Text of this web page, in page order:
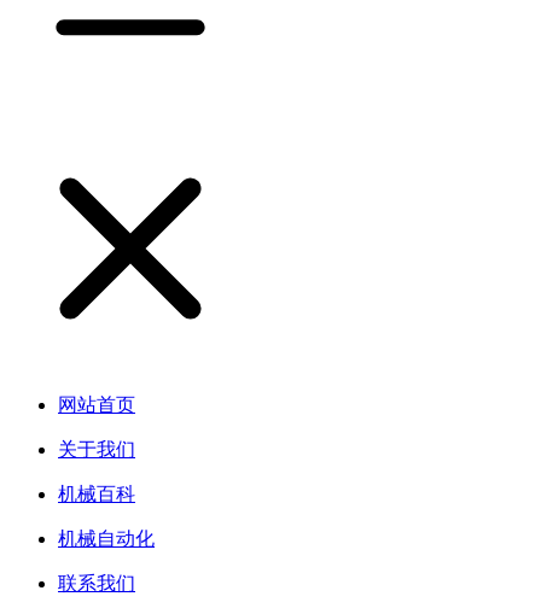
网站首页
关于我们
机械百科
机械自动化
联系我们